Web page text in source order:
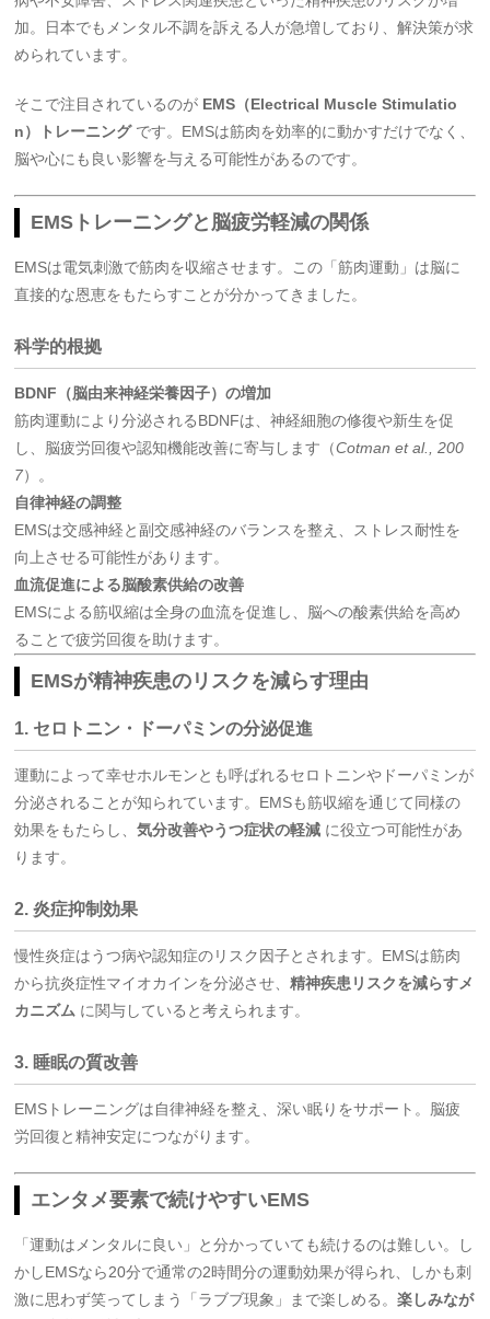
加。日本でもメンタル不調を訴える人が急増しており、解決策が求
められています。
そこで注目されているのが EMS（Electrical Muscle Stimulatio
n）トレーニングです。EMSは筋肉を効率的に動かすだけでなく、
脳や心にも良い影響を与える可能性があるのです。
EMSトレーニングと脳疲労軽減の関係
EMSは電気刺激で筋肉を収縮させます。この「筋肉運動」は脳に
直接的な恩恵をもたらすことが分かってきました。
科学的根拠
BDNF（脳由来神経栄養因子）の増加
筋肉運動により分泌されるBDNFは、神経細胞の修復や新生を促
し、脳疲労回復や認知機能改善に寄与します（Cotman et al., 200
7）。
自律神経の調整
EMSは交感神経と副交感神経のバランスを整え、ストレス耐性を
向上させる可能性があります。
血流促進による脳酸素供給の改善
EMSによる筋収縮は全身の血流を促進し、脳への酸素供給を高め
ることで疲労回復を助けます。
EMSが精神疾患のリスクを減らす理由
1. セロトニン・ドーパミンの分泌促進
運動によって幸せホルモンとも呼ばれるセロトニンやドーパミンが
分泌されることが知られています。EMSも筋収縮を通じて同様の
効果をもたらし、気分改善やうつ症状の軽減 に役立つ可能性があ
ります。
2. 炎症抑制効果
慢性炎症はうつ病や認知症のリスク因子とされます。EMSは筋肉
から抗炎症性マイオカインを分泌させ、精神疾患リスクを減らすメ
カニズム に関与していると考えられます。
3. 睡眠の質改善
EMSトレーニングは自律神経を整え、深い眠りをサポート。脳疲
労回復と精神安定につながります。
エンタメ要素で続けやすいEMS
「運動はメンタルに良い」と分かっていても続けるのは難しい。し
かしEMSなら20分で通常の2時間分の運動効果が得られ、しかも刺
激に思わず笑ってしまう「ラブブ現象」まで楽しめる。楽しみなが